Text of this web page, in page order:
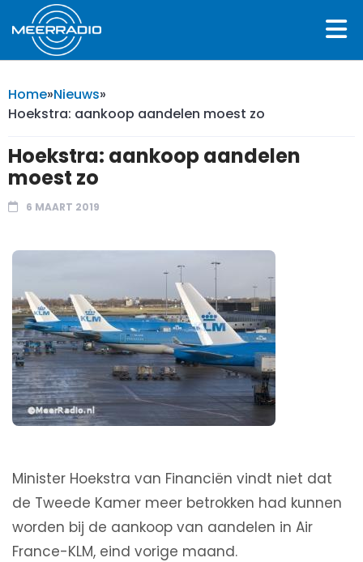
Home»Nieuws»
Hoekstra: aankoop aandelen moest zo
Hoekstra: aankoop aandelen
moest zo
6 MAART 2019
Minister Hoekstra van Financiën vindt niet dat
de Tweede Kamer meer betrokken had kunnen
worden bij de aankoop van aandelen in Air
France-KLM, eind vorige maand.